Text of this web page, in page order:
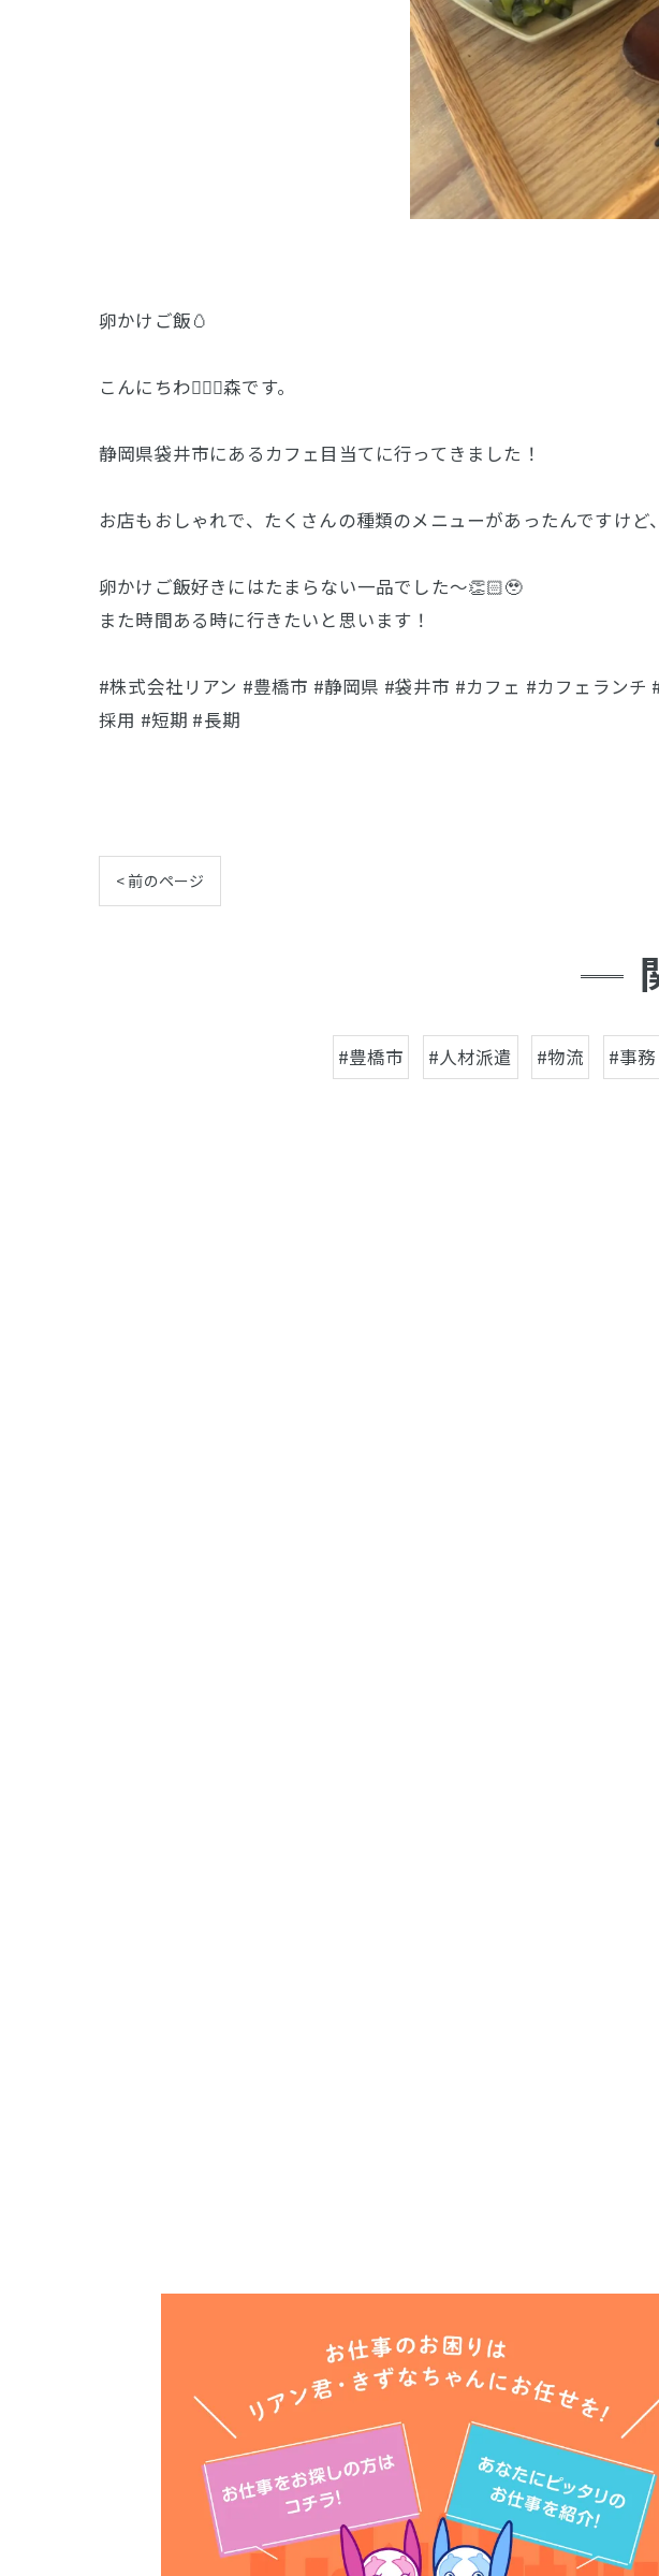
卵かけご飯🥚
こんにちわ🙋🏻‍♀️森です。
静岡県袋井市にあるカフェ目当てに行ってきました！
お店もおしゃれで、たくさんの種類のメニューがあったんですけ
卵かけご飯好きにはたまらない一品でした〜👏🏻🥹
また時間ある時に行きたいと思います！
#株式会社リアン #豊橋市 #静岡県 #袋井市 #カフェ #カフェラン
採用 #短期 #長期
< 前のページ
#豊橋市 #人材派遣 #物流 #事務